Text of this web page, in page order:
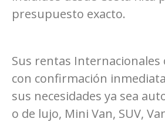
presupuesto exacto.
Sus rentas Internacionales
con confirmación
sus necesidades ya sea
o de lujo, Mini Van, SUV,